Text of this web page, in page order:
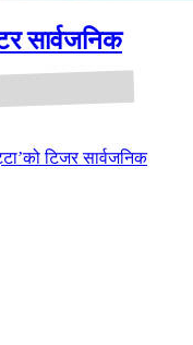
सार्वजनिक
टिजर सार्वजनिक